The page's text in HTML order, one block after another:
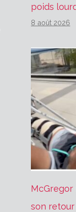
poids
8 août 2026
son retour